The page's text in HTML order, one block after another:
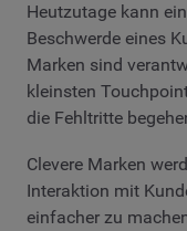
Heutzutage kann
Beschwerde eines
Marken sind
kleinsten
die Fehltritte
Clevere Marken
Interaktion mit
einfacher zu